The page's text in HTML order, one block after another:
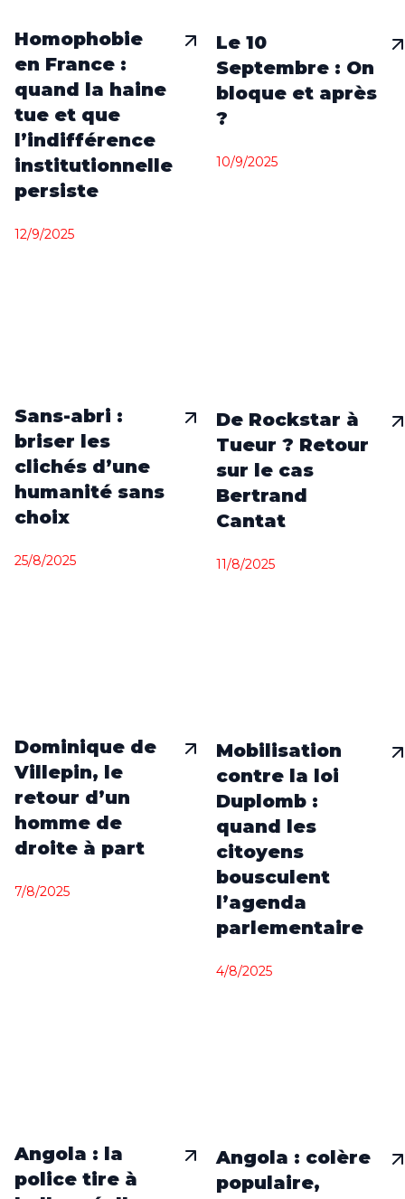
Homophobie
en France :
quand la haine
tue et que
l’indifférence
institutionnelle
persiste
12/9/2025
Le 10
Septembre : On
bloque et après
?
10/9/2025
Sans-abri :
briser les
clichés d’une
humanité sans
choix
25/8/2025
De Rockstar à
Tueur ? Retour
sur le cas
Bertrand
Cantat
11/8/2025
Dominique de
Villepin, le
retour d’un
homme de
droite à part
7/8/2025
Mobilisation
contre la loi
Duplomb :
quand les
citoyens
bousculent
l’agenda
parlementaire
4/8/2025
Angola : la
police tire à
Angola : colère
populaire,